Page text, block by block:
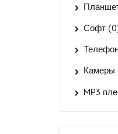
Софт
Камеры
MP3